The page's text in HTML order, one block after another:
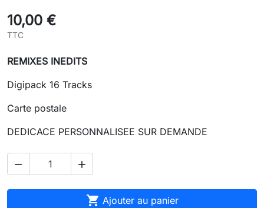
10,00 €
TTC
REMIXES INEDITS
Digipack 16 Tracks
Carte postale
DEDICACE PERSONNALISEE SUR DEMANDE
 
 Ajouter au panier